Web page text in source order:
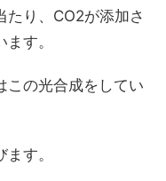
たり、CO2が添加さ
す。
この光合成をしてい
す。